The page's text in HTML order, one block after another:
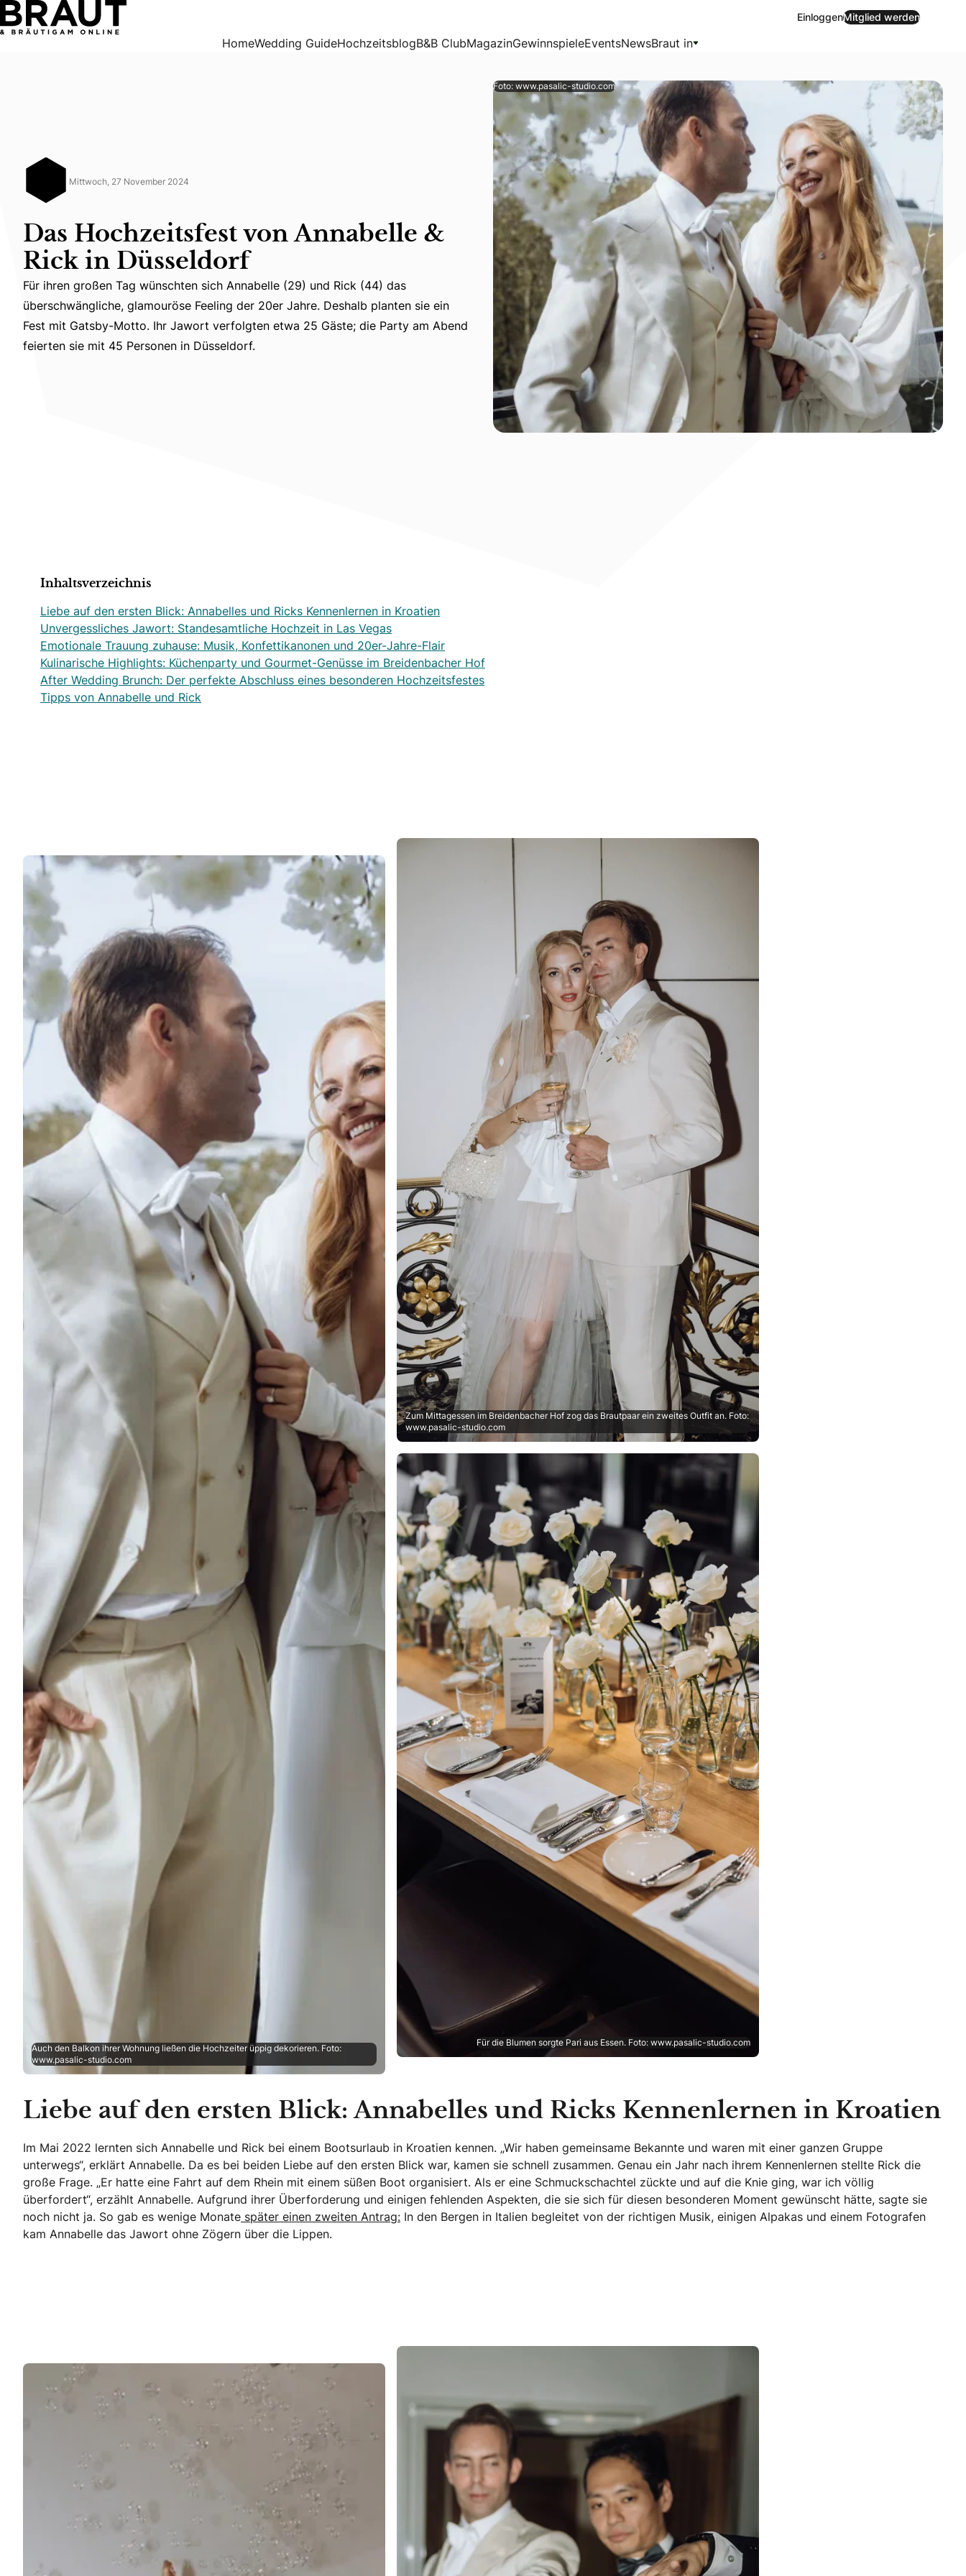
Das Hochzeitsfest von Annabelle & Rick in Düsseldorf
EinloggenMitglied werden
HomeWedding GuideHochzeitsblogB&B ClubMagazinGewinnspieleEventsNewsBraut in
Mittwoch, 27 November 2024
Das Hochzeitsfest von Annabelle &
Rick in Düsseldorf
Für ihren großen Tag wünschten sich Annabelle (29) und Rick (44) das überschwängliche, glamouröse Feeling der 20er Jahre. Deshalb planten sie ein Fest mit Gatsby-
Für ihren großen Tag wünschten sich Annabelle (29) und Rick (44) das
überschwängliche, glamouröse Feeling der 20er Jahre. Deshalb planten sie ein
Fest mit Gatsby-Motto. Ihr Jawort verfolgten etwa 25 Gäste; die Party am Abend
feierten sie mit 45 Personen in Düsseldorf.
Foto: www.pasalic-studio.com
Inhaltsverzeichnis
Liebe auf den ersten Blick: Annabelles und Ricks Kennenlernen in Kroatien
Unvergessliches Jawort: Standesamtliche Hochzeit in Las Vegas
Emotionale Trauung zuhause: Musik, Konfettikanonen und 20er-Jahre-Flair
Kulinarische Highlights: Küchenparty und Gourmet-Genüsse im Breidenbacher Hof
After Wedding Brunch: Der perfekte Abschluss eines besonderen Hochzeitsfestes
Tipps von Annabelle und Rick
Auch den Balkon ihrer Wohnung ließen die Hochzeiter üppig dekorieren. Foto:
www.pasalic-studio.com
Zum Mittagessen im Breidenbacher Hof zog das Brautpaar ein zweites Outfit an. Foto:
www.pasalic-studio.com
Für die Blumen sorgte Pari aus Essen. Foto: www.pasalic-studio.com
Liebe auf den ersten Blick: Annabelles und Ricks Kennenlernen in Kroatien
Im Mai 2022 lernten sich Annabelle und Rick bei einem Bootsurlaub in Kroatien kennen. „Wir haben gemeinsame Bekannte und waren mit einer ganzen Gruppe
unterwegs“, erklärt Annabelle. Da es bei beiden Liebe auf den ersten Blick war, kamen sie schnell zusammen. Genau ein Jahr nach ihrem Kennenlernen stellte Rick die
große Frage. „Er hatte eine Fahrt auf dem Rhein mit einem süßen Boot organisiert. Als er eine Schmuckschachtel zückte und auf die Knie ging, war ich völlig
überfordert“, erzählt Annabelle. Aufgrund ihrer Überforderung und einigen fehlenden Aspekten, die sie sich für diesen besonderen Moment gewünscht hätte, sagte sie
noch nicht ja. So gab es wenige Monate später einen zweiten Antrag: In den Bergen in Italien begleitet von der richtigen Musik, einigen Alpakas und einem Fotografen
kam Annabelle das Jawort ohne Zögern über die Lippen.